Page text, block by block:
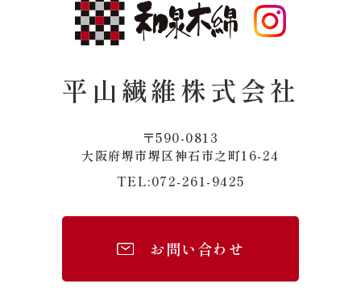
平山繊維株式会社
〒590-0813
​​​​​​​大阪府堺市堺区神石市之町16-24
TEL:072-261-9425
お問い合わせ